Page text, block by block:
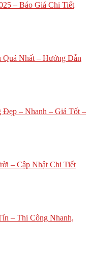
– Báo Giá Chi Tiết
Nhất – Hướng Dẫn
Đẹp – Nhanh – Giá Tốt –
– Cập Nhật Chi Tiết
– Thi Công Nhanh,